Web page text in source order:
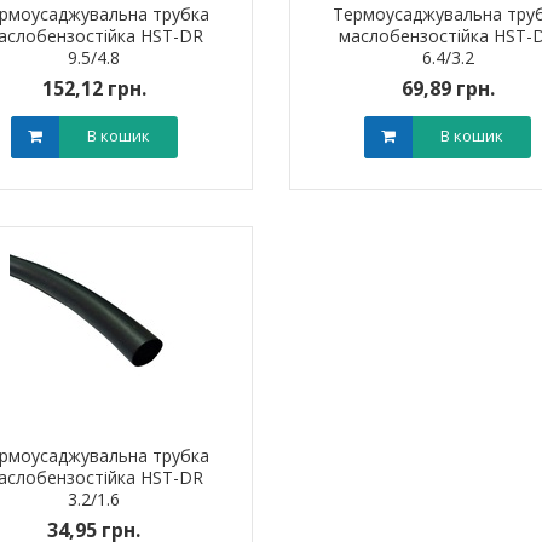
обл)
грн.
грн.
В кошик
запрограмований
мідно-
трубка
HST-DR
9.5/4.8
152,12 грн.
В кошик
Термоусаджувальна
маслобензостійка HST-
6.4/3.2
69,89 грн.
В кошик
трубка
HST-DR
3.2/1.6
34,95 грн.